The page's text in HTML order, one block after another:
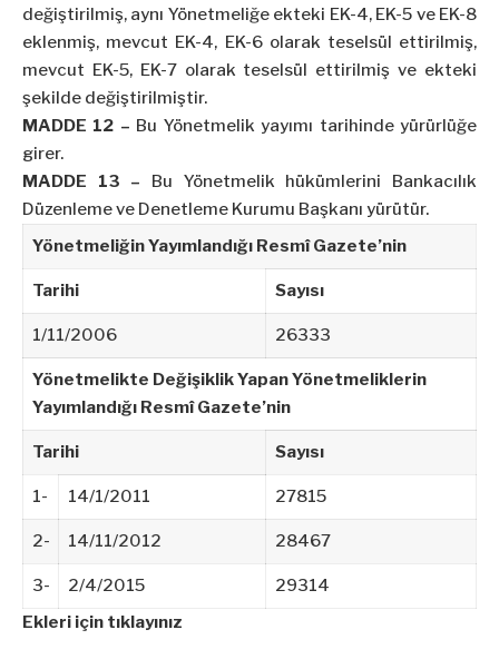
değiştirilmiş, aynı Yönetmeliğe ekteki EK-4, EK-5 ve EK-8
eklenmiş, mevcut EK-4, EK-6 olarak teselsül ettirilmiş,
mevcut EK-5, EK-7 olarak teselsül ettirilmiş ve ekteki
şekilde değiştirilmiştir.
MADDE 12 – Bu Yönetmelik yayımı tarihinde yürürlüğe
girer.
MADDE 13 – Bu Yönetmelik hükümlerini Bankacılık
Düzenleme ve Denetleme Kurumu Başkanı yürütür.
Yönetmeliğin Yayımlandığı Resmî Gazete’nin
Tarihi Sayısı
1/11/2006 26333
Yönetmelikte Değişiklik Yapan Yönetmeliklerin
Yayımlandığı Resmî Gazete’nin
Tarihi Sayısı
1- 14/1/2011 27815
2- 14/11/2012 28467
3- 2/4/2015
29314
Ekleri için tıklayınız